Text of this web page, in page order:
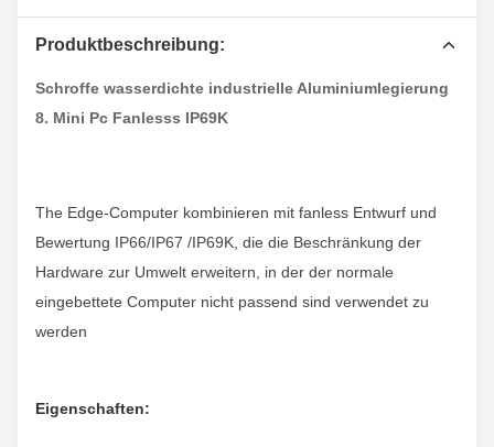
Produktbeschreibung:
Schroffe wasserdichte industrielle Aluminiumlegierung
8. Mini Pc Fanlesss IP69K
The Edge-Computer kombinieren mit fanless Entwurf und
Bewertung IP66/IP67 /IP69K, die die Beschränkung der
Hardware zur Umwelt erweitern, in der der normale
eingebettete Computer nicht passend sind verwendet zu
werden
Eigenschaften: